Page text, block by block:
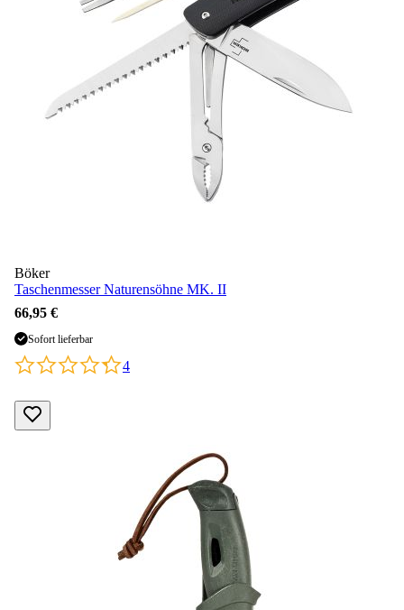
Böker
Taschenmesser Naturensöhne MK. II
66,95 €
Sofort lieferbar
4